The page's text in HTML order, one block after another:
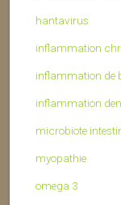
hantavirus
inflammation
inflammation de
inflammation
microbiote
myopathie
omega 3